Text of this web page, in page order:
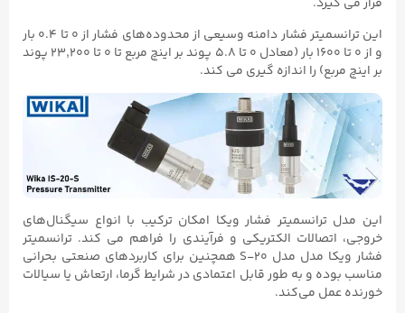
این ترانسمیتر فشار دامنه وسیعی از محدوده‌های فشار از ۰ تا ۰.۴ بار
و از ۰ تا ۱۶۰۰ بار (معادل ۰ تا ۵.۸ پوند بر اینچ مربع تا ۰ تا ۲۳,۲۰۰ پوند
بر اینچ مربع) را اندازه گیری می کند.
این مدل ترانسمیتر فشار ویکا امکان ترکیب با انواع سیگنال‌های
خروجی، اتصالات الکتریکی و فرآیندی را فراهم می‌ کند. ترانسمیتر
فشار ویکا مدل مدل S-۲۰ همچنین برای کاربردهای صنعتی بحرانی
مناسب بوده و به طور قابل اعتمادی در شرایط گرما، ارتعاش یا سیالات
خورنده عمل می‌کند.